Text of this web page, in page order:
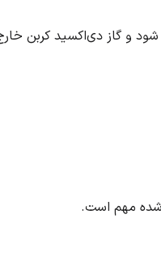
و ۳۰ تا ۴۰ ثانیه صبر کنید تا قهوه آزاد
شده مهم است.